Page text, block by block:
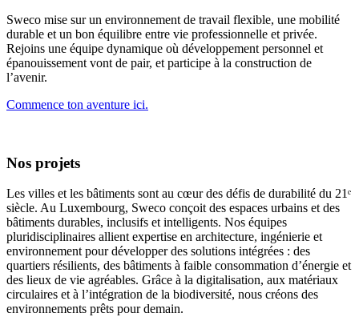
Sweco mise sur un environnement de travail flexible, une mobilité
durable et un bon équilibre entre vie professionnelle et privée.
Rejoins une équipe dynamique où développement personnel et
épanouissement vont de pair, et participe à la construction de
l’avenir.
Commence ton aventure ici.
Nos projets
Les villes et les bâtiments sont au cœur des défis de durabilité du 21ᵉ
siècle. Au Luxembourg, Sweco conçoit des espaces urbains et des
bâtiments durables, inclusifs et intelligents. Nos équipes
pluridisciplinaires allient expertise en architecture, ingénierie et
environnement pour développer des solutions intégrées : des
quartiers résilients, des bâtiments à faible consommation d’énergie et
des lieux de vie agréables. Grâce à la digitalisation, aux matériaux
circulaires et à l’intégration de la biodiversité, nous créons des
environnements prêts pour demain.